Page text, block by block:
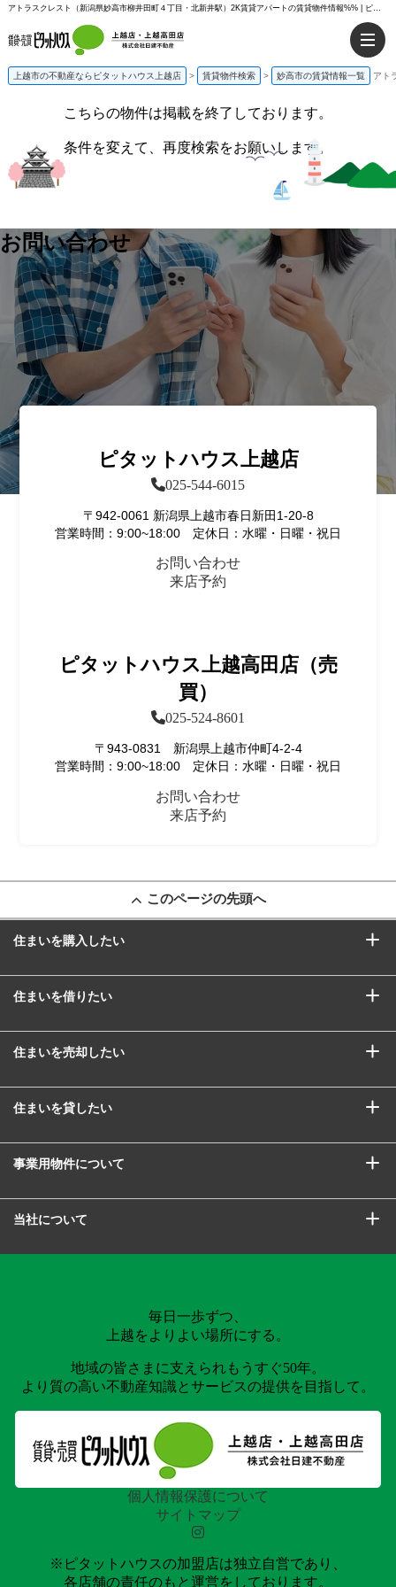
アトラスクレスト（新潟県妙高市柳井田町４丁目・北新井駅）2K賃貸アパートの賃貸物件情報%% | ピタットハウス上越店
上越市の不動産ならピタットハウス上越店 > 賃貸物件検索 > 妙高市の賃貸情報一覧 アト
こちらの物件は掲載を終了しております。
条件を変えて、再度検索をお願いします。
お問い合わせ
ピタットハウス上越店
025-544-6015
〒942-0061 新潟県上越市春日新田1-20-8
営業時間：9:00~18:00 定休日：水曜・日曜・祝日
お問い合わせ
来店予約
ピタットハウス上越高田店（売
買）
025-524-8601
〒943-0831 新潟県上越市仲町4-2-4
営業時間：9:00~18:00 定休日：水曜・日曜・祝日
お問い合わせ
来店予約
このページの先頭へ
住まいを購入したい
住まいを借りたい
住まいを売却したい
住まいを貸したい
事業用物件について
当社について
毎日一歩ずつ、
上越をよりよい場所にする。
地域の皆さまに支えられもうすぐ50年。
より質の高い不動産知識とサービスの提供を目指して。
個人情報保護について
サイトマップ
※ピタットハウスの加盟店は独立自営であり、
各店舗の責任のもと運営をしております。